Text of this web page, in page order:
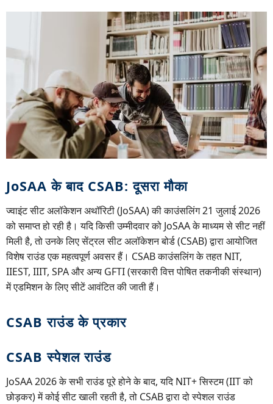
JoSAA के बाद CSAB: दूसरा मौका
ज्वाइंट सीट अलॉकेशन अथॉरिटी (JoSAA) की काउंसलिंग 21 जुलाई 2026
को समाप्त हो रही है। यदि किसी उम्मीदवार को JoSAA के माध्यम से सीट नहीं
मिली है, तो उनके लिए सेंट्रल सीट अलॉकेशन बोर्ड (CSAB) द्वारा आयोजित
विशेष राउंड एक महत्वपूर्ण अवसर हैं। CSAB काउंसलिंग के तहत NIT,
IIEST, IIIT, SPA और अन्य GFTI (सरकारी वित्त पोषित तकनीकी संस्थान)
में एडमिशन के लिए सीटें आवंटित की जाती हैं।
CSAB राउंड के प्रकार
CSAB स्पेशल राउंड
JoSAA 2026 के सभी राउंड पूरे होने के बाद, यदि NIT+ सिस्टम (IIT को
छोड़कर) में कोई सीट खाली रहती है, तो CSAB द्वारा दो स्पेशल राउंड